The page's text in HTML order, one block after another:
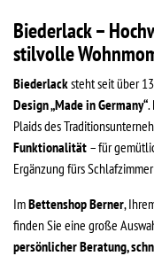
Biederlack –
stilvolle
Biederlacksteht seit über
Design „Made in Germany“.
Plaids des
Funktionalität – für
Ergänzung fürs
ImBettenshop Berner,
finden Sie eine große
persönlicher Beratung,